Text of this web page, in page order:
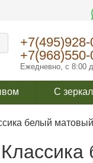
Ежедневно, с 8:00
С
белый матовый